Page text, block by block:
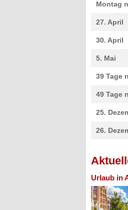
Montag
27. April
30. April
5. Mai
39 Tage
49 Tage
25.
26.
Urlaub in